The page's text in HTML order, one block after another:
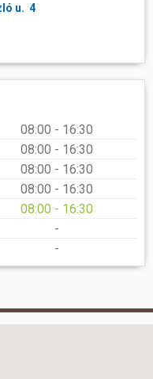
u. 4
08:00 - 16:30
08:00 - 16:30
08:00 - 16:30
08:00 - 16:30
08:00 - 16:30
-
-